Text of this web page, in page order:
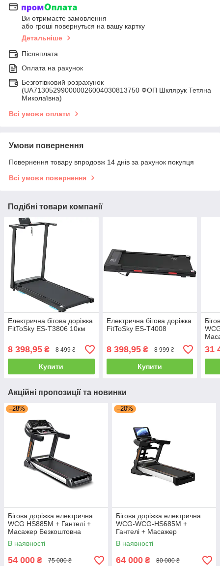
Ви отримаєте замовлення
або гроші повернуться на вашу картку
Детальніше
Післяплата
Оплата на рахунок
Безготівковий розрахунок
(UA713052990000026004030813750 ФОП Шклярук Тетяна
Миколаївна)
Всі умови оплати
Умови повернення
Повернення товару впродовж 14 днів за рахунок покупця
Всі умови повернення
Подібні товари компанії
Електрична бігова доріжка
FitToSky ES-T3806 10км
8 398,95 ₴ 8 499 ₴
Купити
Електрична бігова доріжка
FitToSky ES-T4008
8 398,95₴ 8 999 ₴
Купити
31
Акційні пропозиції та новинки
–28%
Бігова доріжка електрична
WCG HS885M + Гантелі +
Масажер Безкоштовна
доставка
В наявності
54 000 ₴ 75 000 ₴
–20%
Бігова доріжка електрична
WCG-WCG-HS685M +
Гантелі + Масажер
Безкоштовна доставка
В наявності
64 000 ₴ 80 000 ₴